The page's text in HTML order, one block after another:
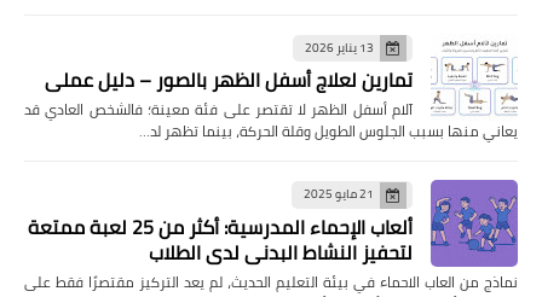
13 يناير 2026
تمارين لعلاج أسفل الظهر بالصور – دليل عملي
آلام أسفل الظهر لا تقتصر على فئة معينة؛ فالشخص العادي قد
يعاني منها بسبب الجلوس الطويل وقلة الحركة، بينما تظهر لد…
21 مايو 2025
ألعاب الإحماء المدرسية: أكثر من 25 لعبة ممتعة
لتحفيز النشاط البدني لدى الطلاب
نماذج من العاب الاحماء في بيئة التعليم الحديث، لم يعد التركيز مقتصرًا فقط على